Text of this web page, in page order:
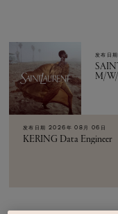
发布日期
M/
发布日期 2026年 08月 06日
KERING Data Engineer